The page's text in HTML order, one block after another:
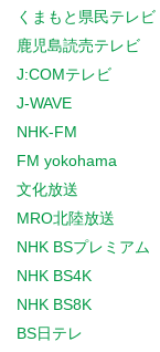
くまもと県民テレビ
鹿児島読売テレビ
J:COMテレビ
J-WAVE
NHK-FM
FM yokohama
文化放送
MRO北陸放送
NHK BSプレミアム
NHK BS4K
NHK BS8K
BS日テレ